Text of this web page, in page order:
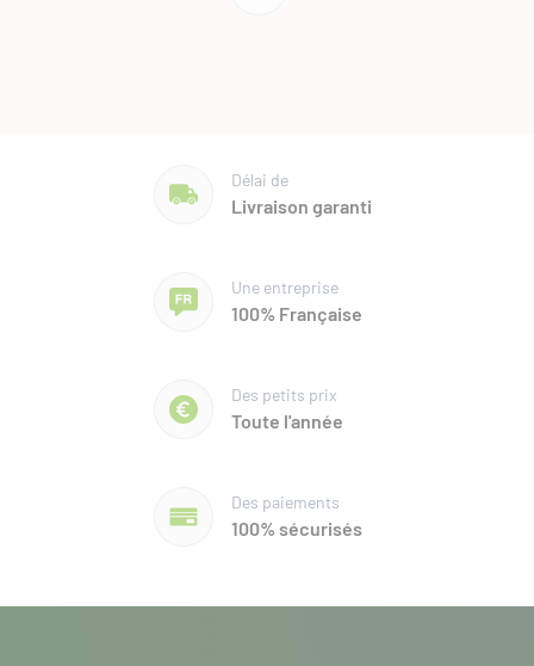
Délai de
Livraison garanti
Une entreprise
100% Française
Des petits prix
Toute l'année
Des paiements
100% sécurisés